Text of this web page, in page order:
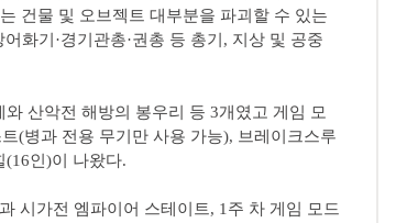
건물 및 오브젝트 대부분을 파괴할 수 있는
화기·경기관총·권총 등 총기, 지상 및 공중
산악전 해방의 봉우리 등 3개였고 게임 모
(병과 전용 무기만 사용 가능), 브레이크스루
(16인)이 나왔다.
시가전 엠파이어 스테이트, 1주 차 게임 모드